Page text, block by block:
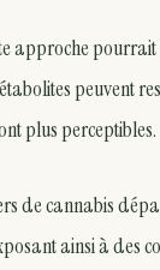
approche
peuvent
plus perceptibles.
de cannabis
ainsi à des